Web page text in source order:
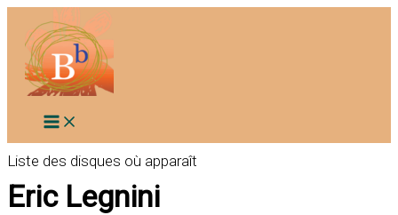
contenu
Liste des disques où apparaît
Eric Legnini